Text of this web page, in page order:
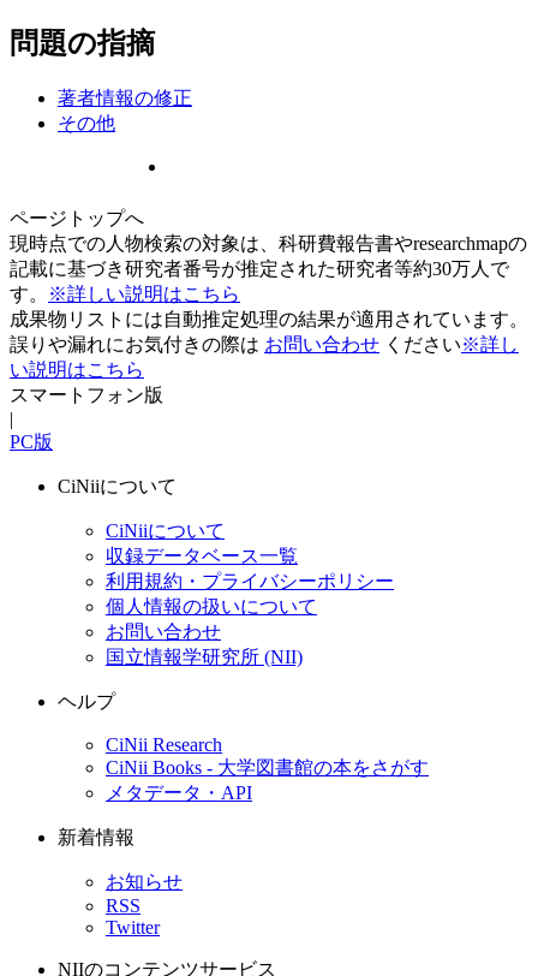
問題の指摘
著者情報の修正
その他
ページトップへ
現時点での人物検索の対象は、科研費報告書やresearchmapの
記載に基づき研究者番号が推定された研究者等約30万人で
す。
※詳しい説明はこちら
成果物リストには自動推定処理の結果が適用されています。
誤りや漏れにお気付きの際は お問い合わせ ください※詳し
い説明はこちら
スマートフォン版
|
PC版
CiNiiについて
CiNiiについて
収録データベース一覧
利用規約・プライバシーポリシー
個人情報の扱いについて
お問い合わせ
国立情報学研究所 (NII)
ヘルプ
CiNii Research
CiNii Books - 大学図書館の本をさがす
メタデータ・API
新着情報
お知らせ
RSS
Twitter
NIIのコンテンツサービス